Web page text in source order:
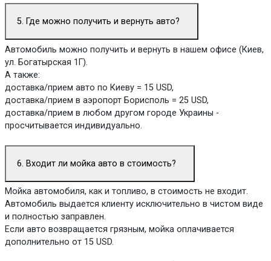
5. Где можно получить и вернуть авто?
Автомобиль можно получить и вернуть в нашем офисе (Киев,
ул. Богатырская 1Г).
А также:
доставка/прием авто по Киеву = 15 USD,
доставка/прием в аэропорт Борисполь = 25 USD,
доставка/прием в любом другом городе Украины -
просчитывается индивидуально.
6. Входит ли мойка авто в стоимость?
Мойка автомобиля, как и топливо, в стоимость не входит.
Автомобиль выдается клиенту исключительно в чистом виде
и полностью заправлен.
Если авто возвращается грязным, мойка оплачивается
дополнительно от 15 USD.